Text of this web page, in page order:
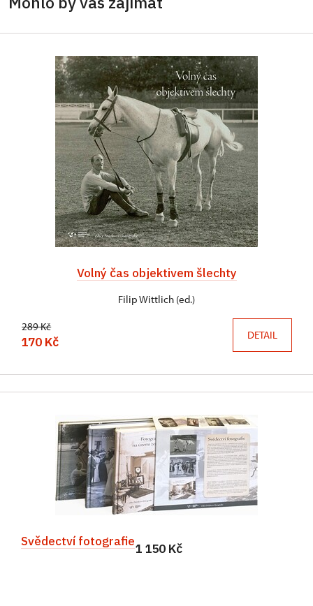
Volný čas objektivem šlechty
Filip Wittlich (ed.)
289 Kč
170 Kč DETAIL
Svědectví fotografie1 150 Kč